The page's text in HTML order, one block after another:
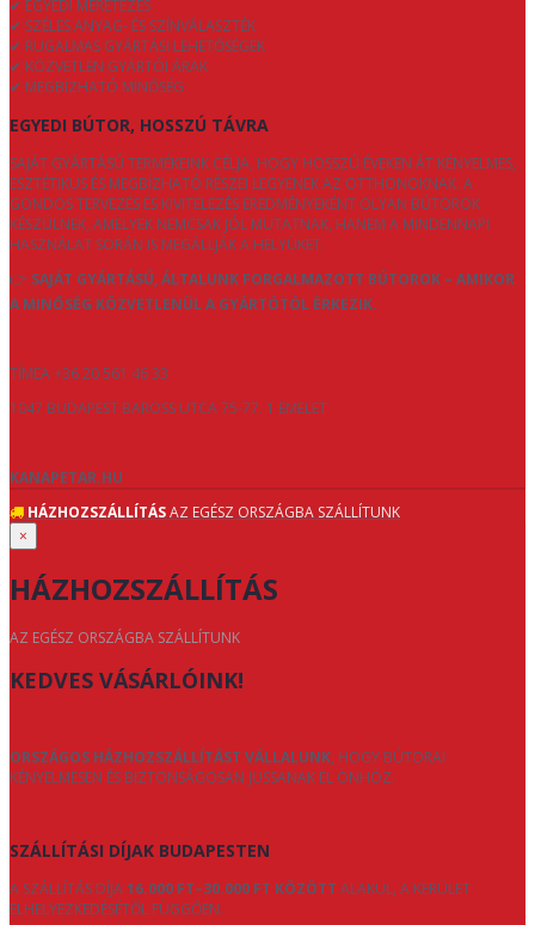
✔ EGYEDI MÉRETEZÉS
✔ SZÉLES ANYAG- ÉS SZÍNVÁLASZTÉK
✔ RUGALMAS GYÁRTÁSI LEHETŐSÉGEK
✔ KÖZVETLEN GYÁRTÓI ÁRAK
✔ MEGBÍZHATÓ MINŐSÉG
EGYEDI BÚTOR, HOSSZÚ TÁVRA
SAJÁT GYÁRTÁSÚ TERMÉKEINK CÉLJA, HOGY HOSSZÚ ÉVEKEN ÁT KÉNYELMES,
ESZTÉTIKUS ÉS MEGBÍZHATÓ RÉSZEI LEGYENEK AZ OTTHONOKNAK. A
GONDOS TERVEZÉS ÉS KIVITELEZÉS EREDMÉNYEKÉNT OLYAN BÚTOROK
KÉSZÜLNEK, AMELYEK NEMCSAK JÓL MUTATNAK, HANEM A MINDENNAPI
HASZNÁLAT SORÁN IS MEGÁLLJÁK A HELYÜKET.
👉 SAJÁT GYÁRTÁSÚ, ÁLTALUNK FORGALMAZOTT BÚTOROK – AMIKOR
A MINŐSÉG KÖZVETLENÜL A GYÁRTÓTÓL ÉRKEZIK.
TÍMEA +36 20 561 46 33
1047 BUDAPEST BAROSS UTCA 75-77. 1 EMELET
KANAPETAR.HU
HÁZHOZSZÁLLÍTÁSAZ EGÉSZ ORSZÁGBA SZÁLLÍTUNK
×
HÁZHOZSZÁLLÍTÁS
AZ EGÉSZ ORSZÁGBA SZÁLLÍTUNK
KEDVES VÁSÁRLÓINK!
ORSZÁGOS HÁZHOZSZÁLLÍTÁST VÁLLALUNK, HOGY BÚTORAI
KÉNYELMESEN ÉS BIZTONSÁGOSAN JUSSANAK EL ÖNHÖZ.
SZÁLLÍTÁSI DÍJAK BUDAPESTEN
A SZÁLLÍTÁS DÍJA16.000 FT–30.000 FT KÖZÖTT ALAKUL, A KERÜLET
ELHELYEZKEDÉSÉTŐL FÜGGŐEN.